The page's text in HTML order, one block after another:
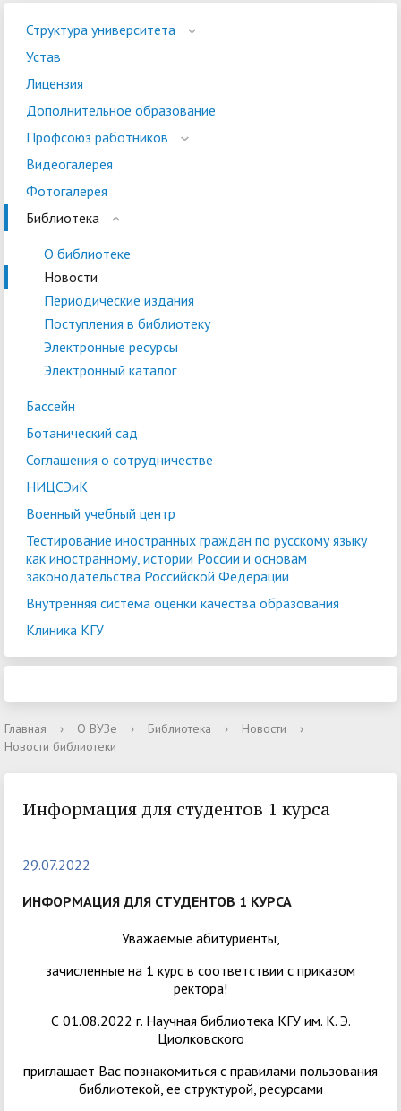
Структура университета
Устав
Лицензия
Дополнительное образование
Профсоюз работников
Видеогалерея
Фотогалерея
Библиотека
О библиотеке
Новости
Периодические издания
Поступления в библиотеку
Электронные ресурсы
Электронный каталог
Бассейн
Ботанический сад
Соглашения о сотрудничестве
НИЦСЭиК
Военный учебный центр
Тестирование иностранных граждан по русскому языку
как иностранному, истории России и основам
законодательства Российской Федерации
Внутренняя система оценки качества образования
Клиника КГУ
Главная › О ВУЗе › Библиотека › Новости
›
Новости библиотеки
Информация для студентов 1 курса
29.07.2022
ИНФОРМАЦИЯ ДЛЯ СТУДЕНТОВ 1 КУРСА
Уважаемые абитуриенты,
зачисленные на 1 курс в соответствии с приказом
ректора!
С 01.08.2022 г. Научная библиотека КГУ им. К. Э.
Циолковского
приглашает Вас познакомиться с правилами пользования
библиотекой, ее структурой, ресурсами